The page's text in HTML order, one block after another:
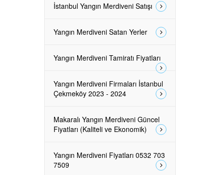
İstanbul Yangın Merdiveni Satışı
Yangın Merdiveni Satan Yerler
Yangın Merdiveni Tamiratı Fiyatları
Yangın Merdiveni Firmaları İstanbul
Çekmeköy 2023 - 2024
Makaralı Yangın Merdiveni Güncel
Fiyatları (Kaliteli ve Ekonomik)
Yangın Merdiveni Fiyatları 0532 703
7509